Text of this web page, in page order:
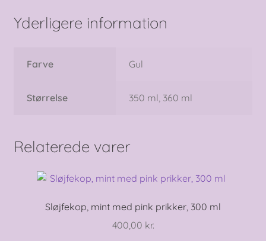
Yderligere information
Farve Gul
Størrelse 350 ml, 360 ml
Relaterede varer
Sløjfekop, mint med pink prikker, 300 ml
400,00 kr.